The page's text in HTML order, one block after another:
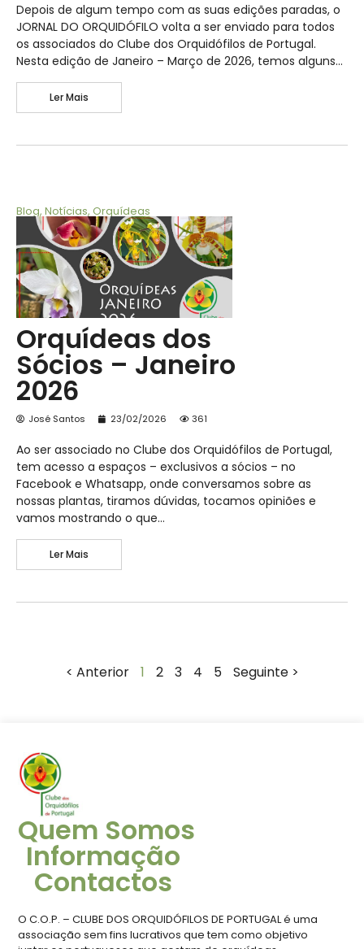
Depois de algum tempo com as suas edições paradas, o
JORNAL DO ORQUIDÓFILO volta a ser enviado para todos
os associados do Clube dos Orquidófilos de Portugal.
Nesta edição de Janeiro – Março de 2026, temos alguns…
Ler Mais
Blog, Notícias, Orquídeas
Orquídeas dos
Sócios – Janeiro
2026
José Santos 23/02/2026 361
Ao ser associado no Clube dos Orquidófilos de Portugal,
tem acesso a espaços – exclusivos a sócios – no
Facebook e Whatsapp, onde conversamos sobre as
nossas plantas, tiramos dúvidas, tocamos opiniões e
vamos mostrando o que…
Ler Mais
< Anterior 1 2 3 4 5 Seguinte >
Quem Somos
Informação
Contactos
O C.O.P. – CLUBE DOS ORQUIDÓFILOS DE PORTUGAL é uma
associação sem fins lucrativos que tem como objetivo